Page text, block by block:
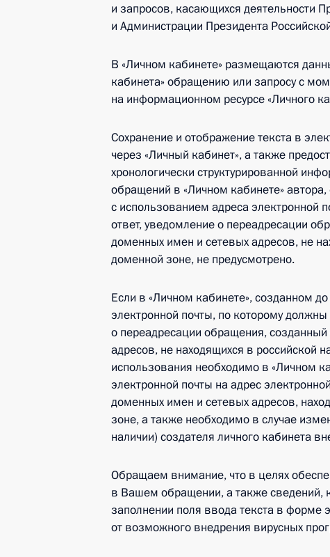
и запросов, касающихся деятельности
и Администрации Президента
В «Личном кабинете» размещаются
кабинета» обращению или запросу с
на информационном ресурсе «Личного
Сохранение и отображение текста в
через «Личный кабинет», а также
хронологически структурированной
обращений в «Личном кабинете»
с использованием адреса электронной
ответ, уведомление о переадресации
доменных имен и сетевых адресов, не
доменной зоне, не предусмотрено.
Если в «Личном кабинете», созданном
электронной почты, по которому
о переадресации обращения,
адресов, не находящихся в российской
использования необходимо в «Личном
электронной почты на адрес
доменных имен и сетевых адресов,
зоне, а также необходимо в случае
наличии) создателя личного кабинета
Обращаем внимание, что в целях
в Вашем обращении, а также сведений,
заполнении поля ввода текста в форме
от возможного внедрения вирусных